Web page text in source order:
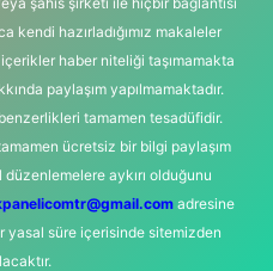
kendi hazırladığımız makaleler
haber niteliği taşımamakta
paylaşım yapılmamaktadır.
tamamen tesadüfidir.
ücretsiz bir bilgi paylaşım
aykırı olduğunu
adresine
süre içerisinde sitemizden